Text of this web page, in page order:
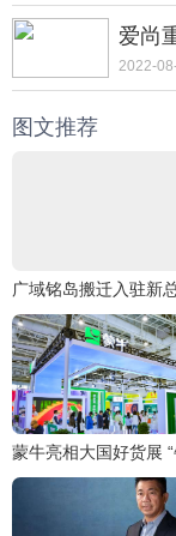
爱尚
2022-
图文推荐